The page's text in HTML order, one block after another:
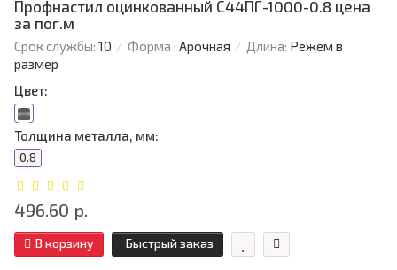
Профнастил оцинкованный С44ПГ-1000-0.8 цена
за пог.м
Срок службы: 10 Форма : Арочная Длина: Режем в
размер
Цвет:
Толщина металла, мм:
0.8
496.60 р.
В корзину Быстрый заказ